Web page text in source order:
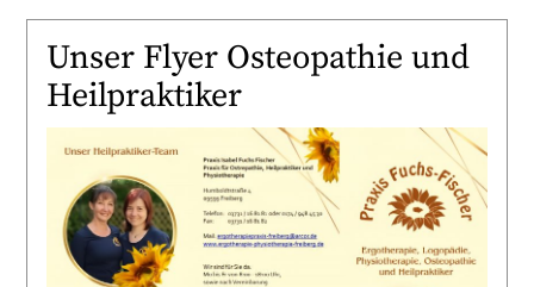
Unser Flyer Osteopathie und
Heilpraktiker